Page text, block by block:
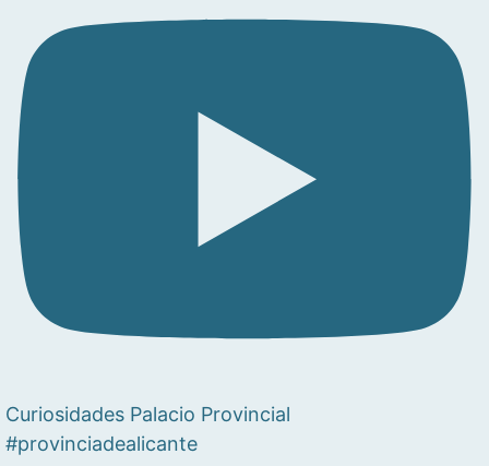
Curiosidades Palacio Provincial
#provinciadealicante